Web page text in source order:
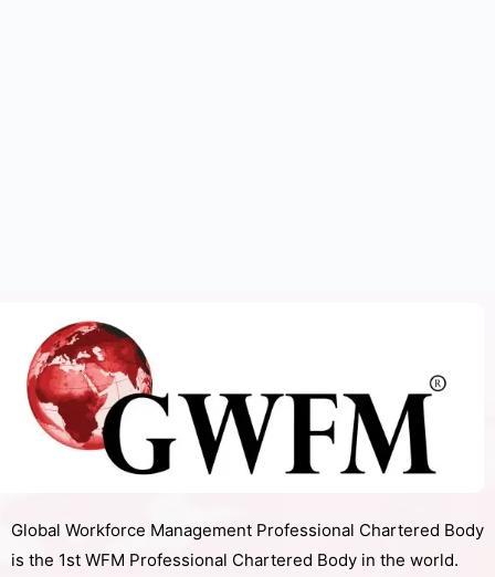
Global Workforce Management Professional Chartered Body
is the 1st WFM Professional Chartered Body in the world.